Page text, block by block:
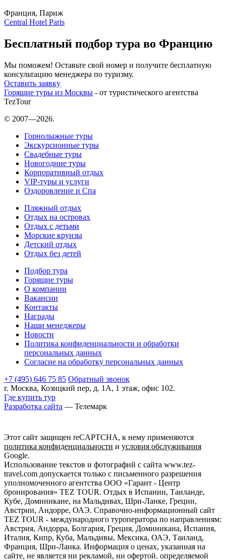
Франция, Париж
Central Hotel Paris
Бесплатный подбор тура во Францию
Мы поможем! Оставьте свой номер и получите бесплатную
консультацию менеджера по туризму.
Оставить заявку
Горящие туры из Москвы - от туристического агентства
TezTour
© 2007—2026.
Горнолыжные туры
Экскурсионные туры
Свадебные туры
Новогодние туры
Корпоративный отдых
VIP-туры и услуги
Оздоровление и Спа
Пляжный отдых
Отдых на островах
Отдых с детьми
Морские круизы
Детский отдых
Отдых без детей
Подбор тура
Горящие туры
О компании
Вакансии
Контакты
Награды
Наши менеджеры
Новости
Политика конфиденциальности и обработки
персональных данных
Согласие на обработку персональных данных
+7 (495) 646 75 85 Обратный звонок
г. Москва, Козицкий пер, д. 1А, 1 этаж, офис 102.
Где купить тур
Разработка сайта — Телемарк
Этот сайт защищен reCAPTCHA, к нему применяются
политика конфиденциальности и условия обслуживания
Google.
Использование текстов и фотографий с сайта www.tez-
travel.com допускается только с письменного разрешения
уполномоченного агентства ООО «Гарант - Центр
бронирования» TEZ TOUR. Отдых в Испании, Таиланде,
Кубе, Доминикане, на Мальдивах, Шри-Ланке, Греции,
Австрии, Андорре, ОАЭ. Справочно-информационный сайт
TEZ TOUR - международного туроператора по направлениям:
Австрия, Андорра, Болгария, Греция, Доминикана, Испания,
Италия, Кипр, Куба, Мальдивы, Мексика, ОАЭ, Таиланд,
Франция, Шри-Ланка. Информация о ценах, указанная на
сайте, не является ни рекламой, ни офертой. определяемой